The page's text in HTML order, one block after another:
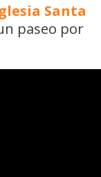
Santa
paseo por